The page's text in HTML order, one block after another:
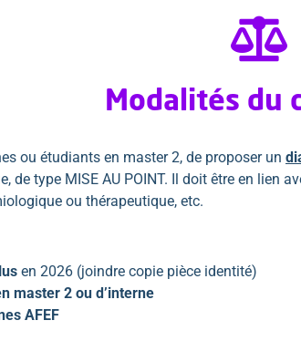
Modalités du
ou étudiants en master 2, de proposer un
de type MISE AU POINT. Il doit être en lien
ou thérapeutique, etc.
en 2026 (joindre copie pièce identité)
master 2 ou d’interne
AFEF